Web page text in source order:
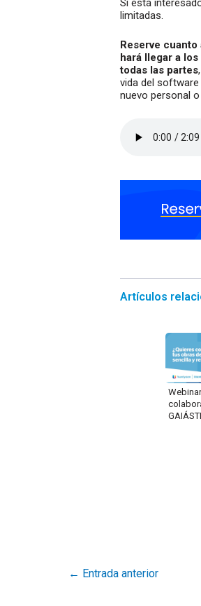
Si está
limitadas.
Reserve
hará llegar a
todas las partes
vida del
nuevo personal
Artículos
← Entrada anterior